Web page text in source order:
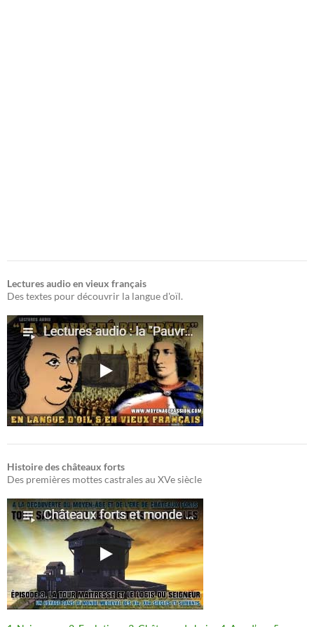
Lectures audio en vieux français
Des textes pour découvrir la langue d'oïl.
Histoire des châteaux forts
Des premières mottes castrales au XVe siècle